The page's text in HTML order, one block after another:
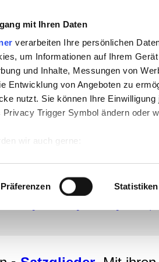
mit Ihren Daten
verarbeiten Ihre persönlichen
um Informationen auf Ihrem
und Inhalte, Messungen von
Entwicklung von Angeboten zu
nutzt. Sie können Ihre
Trigger Symbol ändern oder
wir auch gerne:
Scannen nach bestimmten
wie Ihre persönlichen Daten
fest.
Präferenzen Statistiken
-Geschichte-Politik -
-Projekte-So
-teachSam
LINGUISTIK (SPRACHWISSENSCHAFT)
VERB ▪Überblick▪ Klassifikationen des Verbs▪